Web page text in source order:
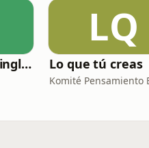
Terranauts - En inglés y en español. Science and nature in 5 minutes
LQ
Lo que tú creas